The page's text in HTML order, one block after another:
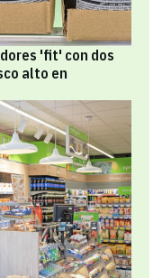
'fit' con dos
alto en